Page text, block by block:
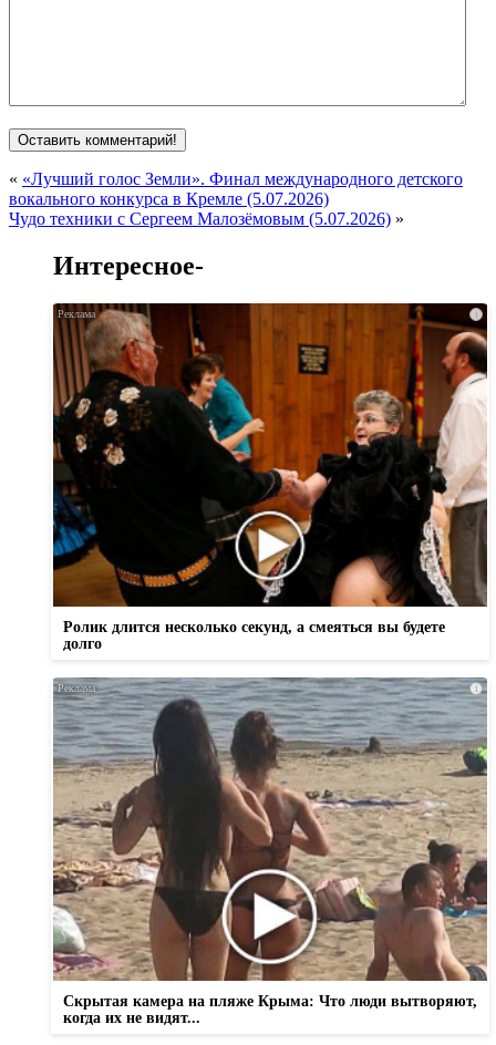
« «Лучший голос Земли». Финал международного детского
вокального конкурса в Кремле (5.07.2026)
Чудо техники с Сергеем Малозёмовым (5.07.2026) »
Интересное-
i
Ролик длится несколько секунд, а смеяться вы будете
долго
i
Скрытая камера на пляже Крыма: Что люди вытворяют,
когда их не видят...